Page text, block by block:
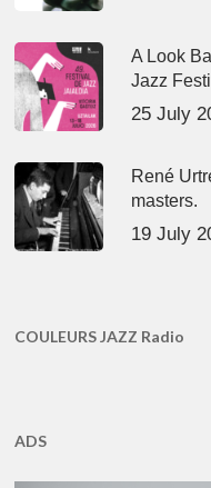
A Look
Jazz
25 July
René
masters.
19 July
COULEURS JAZZ Radio
ADS